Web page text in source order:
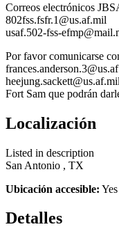
Correos electrónicos
802fss.fsfr.1@us.af.mil
usaf.502-fss-
Por favor comunicarse
Fort Sam que podrán
Localización
Listed in description
San Antonio , TX
Ubicación accesible: Yes
Detalles